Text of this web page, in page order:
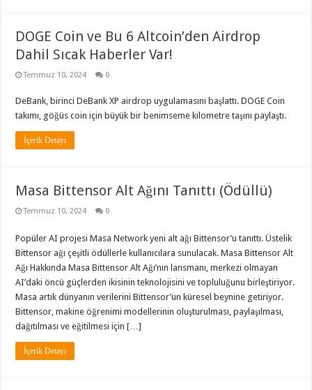
DOGE Coin ve Bu 6 Altcoin’den Airdrop
Dahil Sıcak Haberler Var!
Temmuz 10, 2024 0
DeBank, birinci DeBank XP airdrop uygulamasını başlattı. DOGE Coin
takımı, göğüs coin için büyük bir benimseme kilometre taşını paylaştı.
İçerik Detayı
Masa Bittensor Alt Ağını Tanıttı (Ödüllü)
Temmuz 10, 2024 0
Popüler AI projesi Masa Network yeni alt ağı Bittensor’u tanıttı. Üstelik
Bittensor ağı çeşitli ödüllerle kullanıcılara sunulacak. Masa Bittensor Alt
Ağı Hakkında Masa Bittensor Alt Ağı’nın lansmanı, merkezi olmayan
AI’daki öncü güçlerden ikisinin teknolojisini ve topluluğunu birleştiriyor.
Masa artık dünyanın verilerini Bittensor’un küresel beynine getiriyor.
Bittensor, makine öğrenimi modellerinin oluşturulması, paylaşılması,
dağıtılması ve eğitilmesi için […]
İçerik Detayı